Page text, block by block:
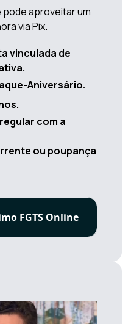
aproveitar um
via Pix.
vinculada de
Aniversário.
com a
ou poupança
FGTS Online